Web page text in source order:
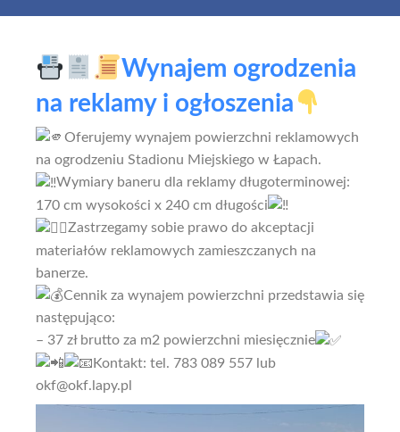
Wynajem ogrodzenia
na reklamy i ogłoszenia
Oferujemy wynajem powierzchni reklamowych
na ogrodzeniu Stadionu Miejskiego w Łapach.
Wymiary baneru dla reklamy długoterminowej:
170 cm wysokości x 240 cm długości
Zastrzegamy sobie prawo do akceptacji
materiałów reklamowych zamieszczanych na
banerze.
Cennik za wynajem powierzchni przedstawia się
następująco:
– 37 zł brutto za m2 powierzchni miesięcznie
Kontakt: tel. 783 089 557 lub
okf@okf.lapy.pl